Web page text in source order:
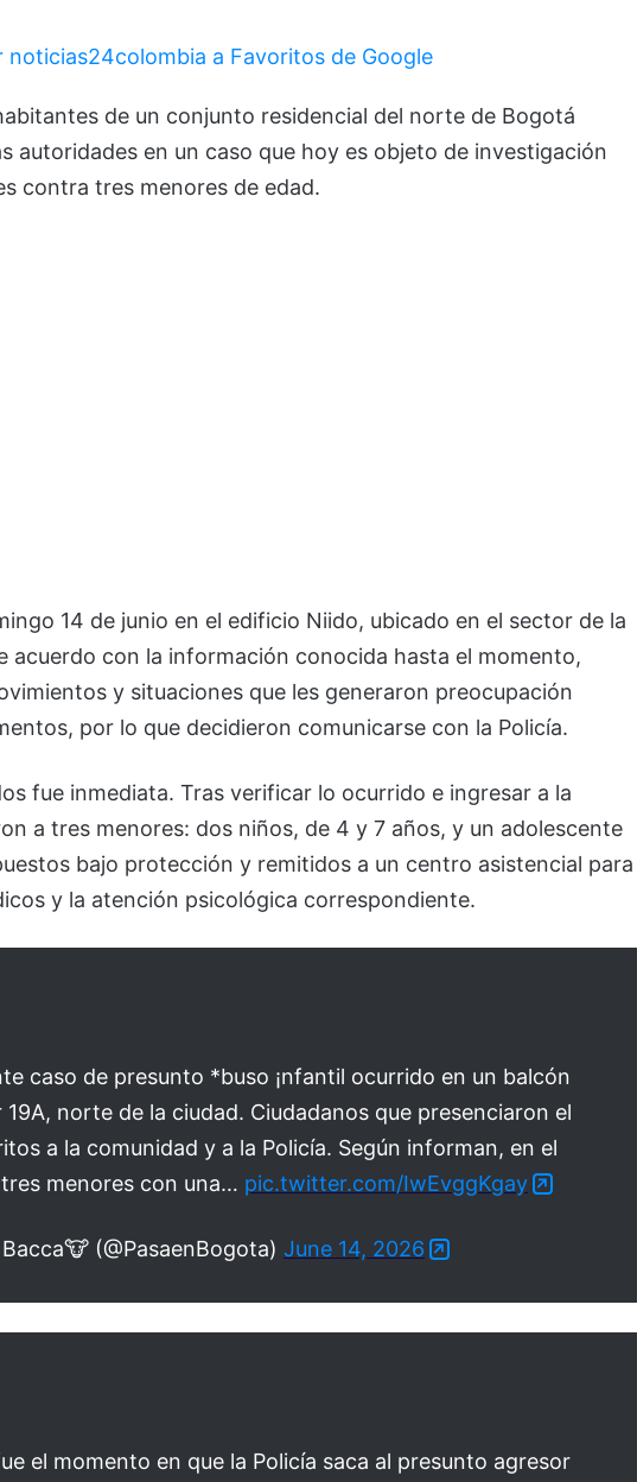
noticias24colombia a Favoritos de Google
de un conjunto residencial del norte de Bogotá
autoridades en un caso que hoy es objeto de investigación
contra tres menores de edad.
14 de junio en el edificio Niido, ubicado en el sector de la
acuerdo con la información conocida hasta el momento,
y situaciones que les generaron preocupación
por lo que decidieron comunicarse con la Policía.
fue inmediata. Tras verificar lo ocurrido e ingresar a la
a tres menores: dos niños, de 4 y 7 años, y un adolescente
bajo protección y remitidos a un centro asistencial para
y la atención psicológica correspondiente.
caso de presunto *buso ¡nfantil ocurrido en un balcón
norte de la ciudad. Ciudadanos que presenciaron el
a la comunidad y a la Policía. Según informan, en el
menores con una… pic.twitter.com/IwEvggKgay
(@PasaenBogota) June 14, 2026
el momento en que la Policía saca al presunto agresor